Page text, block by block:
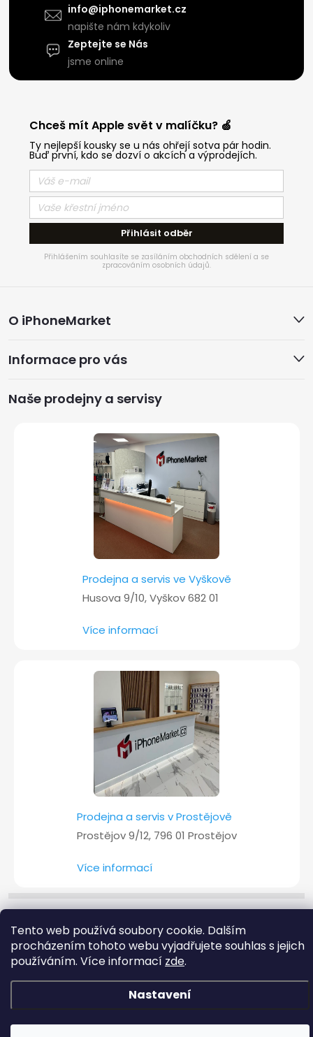
Tento web používá soubory cookie. Dalším
procházením tohoto webu vyjadřujete souhlas s jejich
používáním. Více informací zde.
Nastavení
info@iphonemarket.cz
napište nám kdykoliv
Zeptejte se Nás
jsme online
Chceš mít Apple svět v malíčku? 🍏
Ty nejlepší kousky se u nás ohřejí sotva pár hodin.
Buď první, kdo se dozví o akcích a výprodejích.
Přihlásit odběr
Přihlášením souhlasíte se zasíláním obchodních sdělení a se
zpracováním osobních údajů.
á
p
a
O iPhoneMarket
Informace pro vás
Naše prodejny a servisy
Prodejna a servis ve Vyškově
Husova 9/10, Vyškov 682 01
Více informací
Prodejna a servis v Prostějově
Prostějov 9/12, 796 01 Prostějov
Více informací
Vytvořil Shoptet
Copyright 2026iPhoneMarket.cz. Všechna práva vyhrazena.